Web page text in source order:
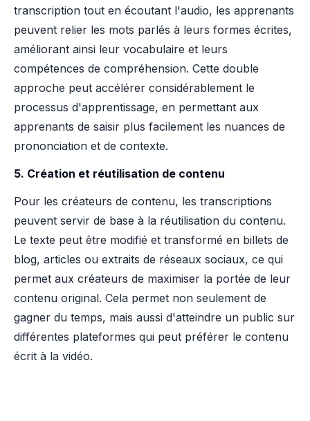
transcription tout en écoutant l'audio, les apprenants
peuvent relier les mots parlés à leurs formes écrites,
améliorant ainsi leur vocabulaire et leurs
compétences de compréhension. Cette double
approche peut accélérer considérablement le
processus d'apprentissage, en permettant aux
apprenants de saisir plus facilement les nuances de
prononciation et de contexte.
5. Création et réutilisation de contenu
Pour les créateurs de contenu, les transcriptions
peuvent servir de base à la réutilisation du contenu.
Le texte peut être modifié et transformé en billets de
blog, articles ou extraits de réseaux sociaux, ce qui
permet aux créateurs de maximiser la portée de leur
contenu original. Cela permet non seulement de
gagner du temps, mais aussi d'atteindre un public sur
différentes plateformes qui peut préférer le contenu
écrit à la vidéo.